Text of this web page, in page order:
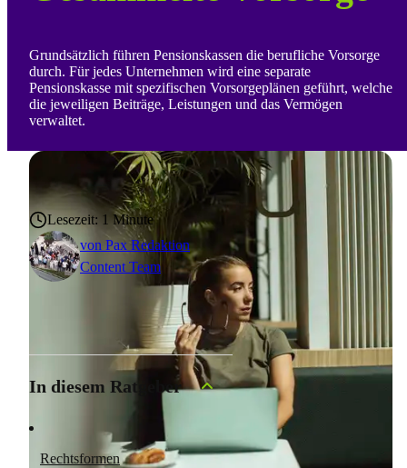
Grundsätzlich führen Pensionskassen die berufliche Vorsorge
durch. Für jedes Unternehmen wird eine separate
Pensionskasse mit spezifischen Vorsorgeplänen geführt, welche
die jeweiligen Beiträge, Leistungen und das Vermögen
verwaltet.
von Pax Redaktion
Content Team
Lesezeit: 1 Minute
In diesem Ratgeber
Rechtsformen